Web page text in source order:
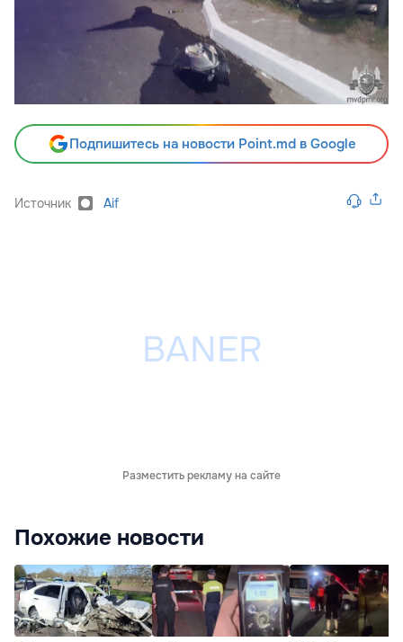
Подпишитесь на новости Point.md в Google
Источник Aif
Разместить рекламу на сайте
Похожие новости